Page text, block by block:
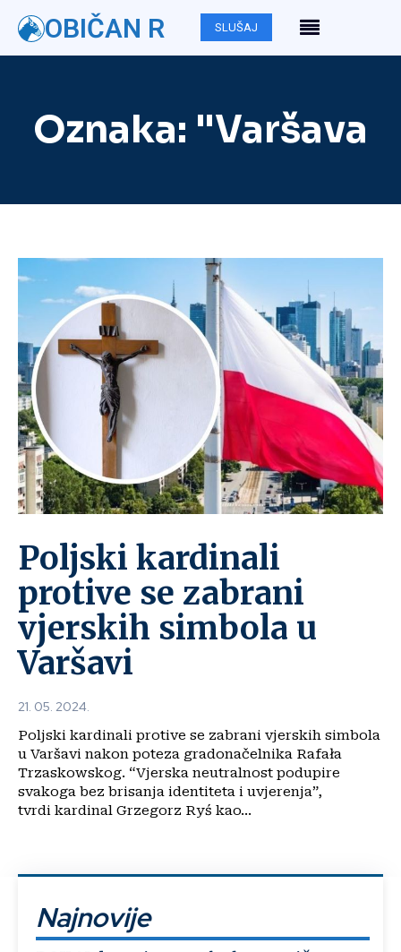
OBIČAN R SLUŠAJ
Oznaka: "Varšava
Poljski kardinali
protive se zabrani
vjerskih simbola u
Varšavi
21. 05. 2024.
Poljski kardinali protive se zabrani vjerskih simbola
u Varšavi nakon poteza gradonačelnika Rafała
Trzaskowskog. “Vjerska neutralnost podupire
svakoga bez brisanja identiteta i uvjerenja”,
tvrdi kardinal Grzegorz Ryś kao...
Najnovije